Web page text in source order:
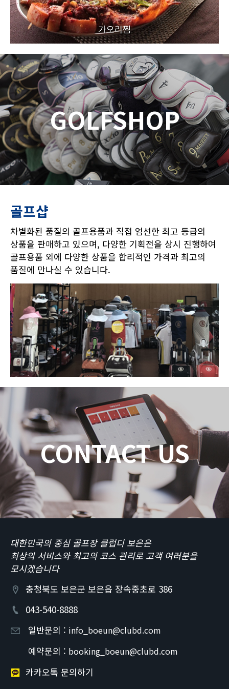
가오리찜
GOLFSHOP
골프샵
차별화된 품질의 골프용품과 직접 엄선한 최고 등급의
상품을 판매하고 있으며, 다양한 기획전을 상시 진행하여
골프용품 외에 다양한 상품을 합리적인 가격과 최고의
품질에 만나실 수 있습니다.
CONTACT US
대한민국의 중심 골프장 클럽디 보은은
최상의 서비스와 최고의 코스 관리로 고객 여러분을
모시겠습니다
충청북도 보은군 보은읍 장속중초로 386
043-540-8888
일반문의 : info_boeun@clubd.com
예약문의 : booking_boeun@clubd.com
카카오톡 문의하기